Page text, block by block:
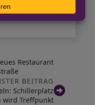
Restaurant
BEITRAG
Schillerplatz
wird Treffpunkt